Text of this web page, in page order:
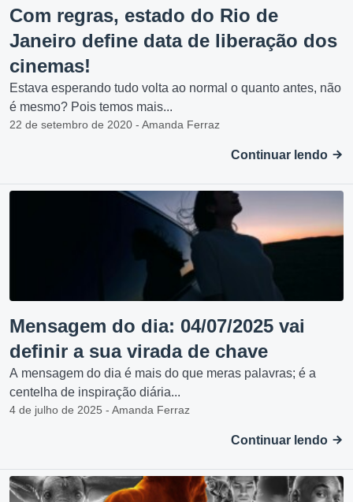
Com regras, estado do Rio de
Janeiro define data de liberação dos
cinemas!
Estava esperando tudo volta ao normal o quanto antes, não
é mesmo? Pois temos mais...
22 de setembro de 2020 - Amanda Ferraz
Continuar lendo
Mensagem do dia: 04/07/2025 vai
definir a sua virada de chave
A mensagem do dia é mais do que meras palavras; é a
centelha de inspiração diária...
4 de julho de 2025 - Amanda Ferraz
Continuar lendo